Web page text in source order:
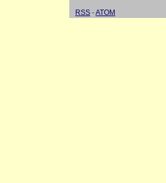
RSS -ATOM